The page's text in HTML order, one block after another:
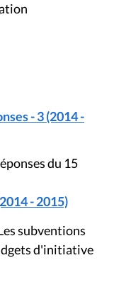
- 3 (2014 -
du 15
- 2015)
subventions
d'initiative